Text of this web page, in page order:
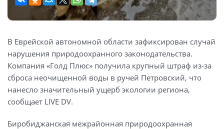
В Еврейской автономной области зафиксирован случай
нарушения природоохранного законодательства.
Компания «Голд Плюс» получила крупный штраф из-за
сброса неочищенной воды в ручей Петровский, что
нанесло значительный ущерб экологии региона,
сообщает LIVE DV.
Биробиджанская межрайонная природоохранная